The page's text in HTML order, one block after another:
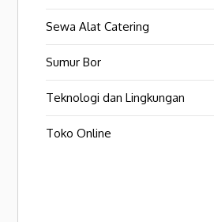
Sewa Alat Catering
Sumur Bor
Teknologi dan Lingkungan
Toko Online